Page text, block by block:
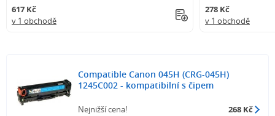
617 Kč
v 1 obchodě
278 Kč
v 1 obchodě
Compatible Canon 045H (CRG-045H)
1245C002 - kompatibilní s čipem
Nejnižší cena! 268 Kč